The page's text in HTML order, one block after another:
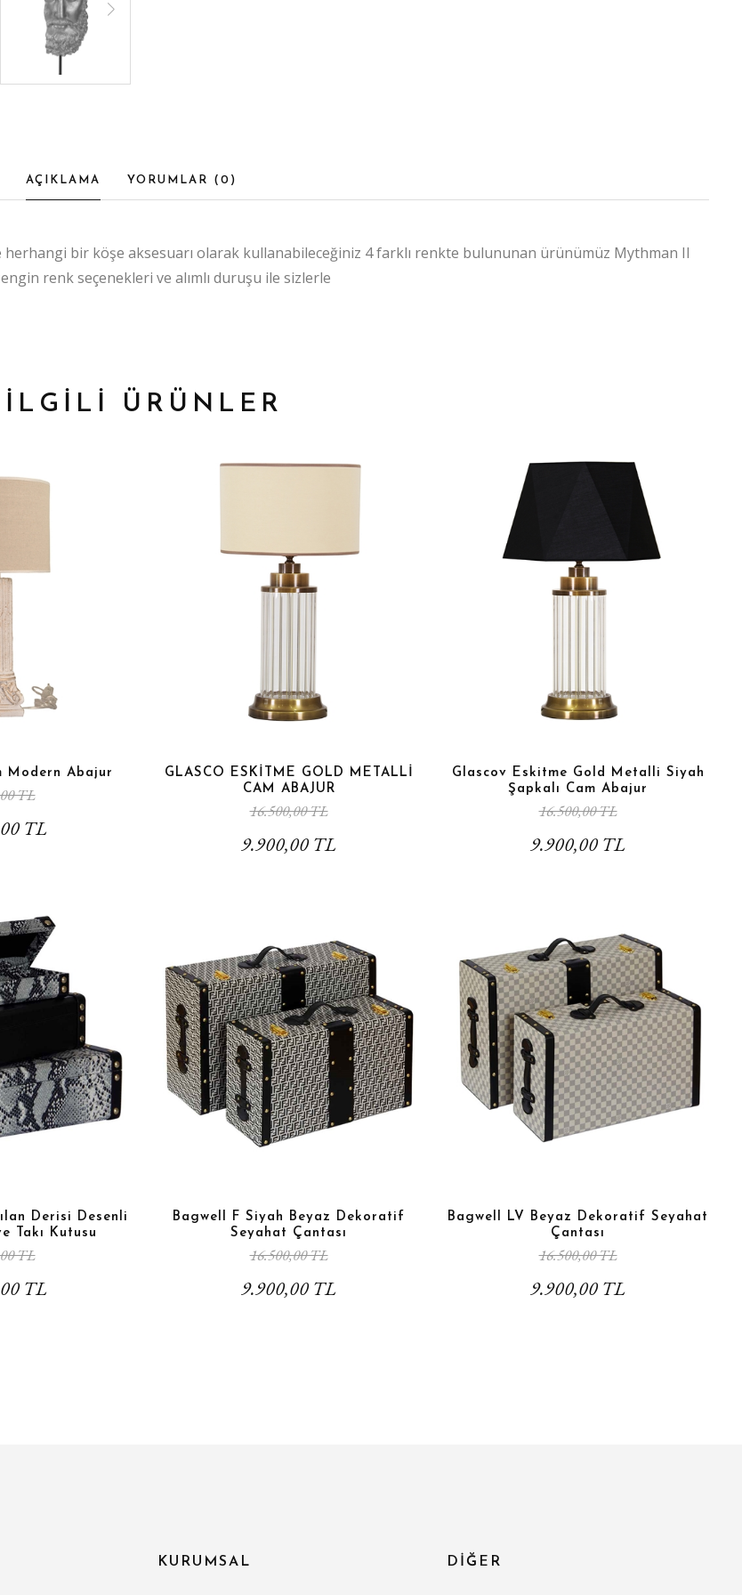
AÇIKLAMA YORUMLAR ( 0 )
bir köşe aksesuarı olarak kullanabileceğiniz 4 farklı renkte bulununan ürünümüz Mythman II
renk seçenekleri ve alımlı duruşu ile sizlerle
İLGİLİ ÜRÜNLER
Modern Abajur
TL
TL
GLASCO ESKİTME GOLD METALLİ
CAM ABAJUR
16.500,00 TL
9.900,00 TL
Glascov Eskitme Gold Metalli Siyah
Şapkalı Cam Abajur
16.500,00 TL
9.900,00 TL
Derisi Desenli
Takı Kutusu
TL
TL
Bagwell F Siyah Beyaz Dekoratif
Seyahat Çantası
16.500,00 TL
9.900,00 TL
Bagwell LV Beyaz Dekoratif Seyahat
Çantası
16.500,00 TL
9.900,00 TL
KURUMSAL DİĞER